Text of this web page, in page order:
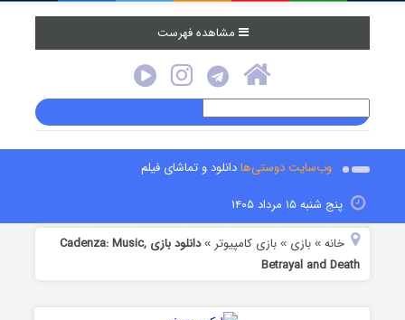
مشاهده فهرست
وب‌سایت دوستی‌هادانلود و تماشای فیلم
پنج شنبه ۱۵ مرداد ۱۴۰۵
خانه »بازی »بازی کامپیوتر »
دانلود بازی Cadenza: Music,
Betrayal and Death